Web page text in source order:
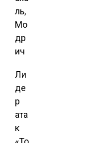
ль,
Мо
др
ич
Ли
де
р
ата
к